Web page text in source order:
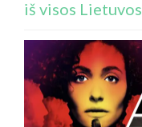
iš visos Lietuvos